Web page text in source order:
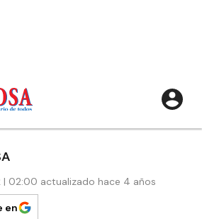
| 02:00 actualizado hace 4 años
en